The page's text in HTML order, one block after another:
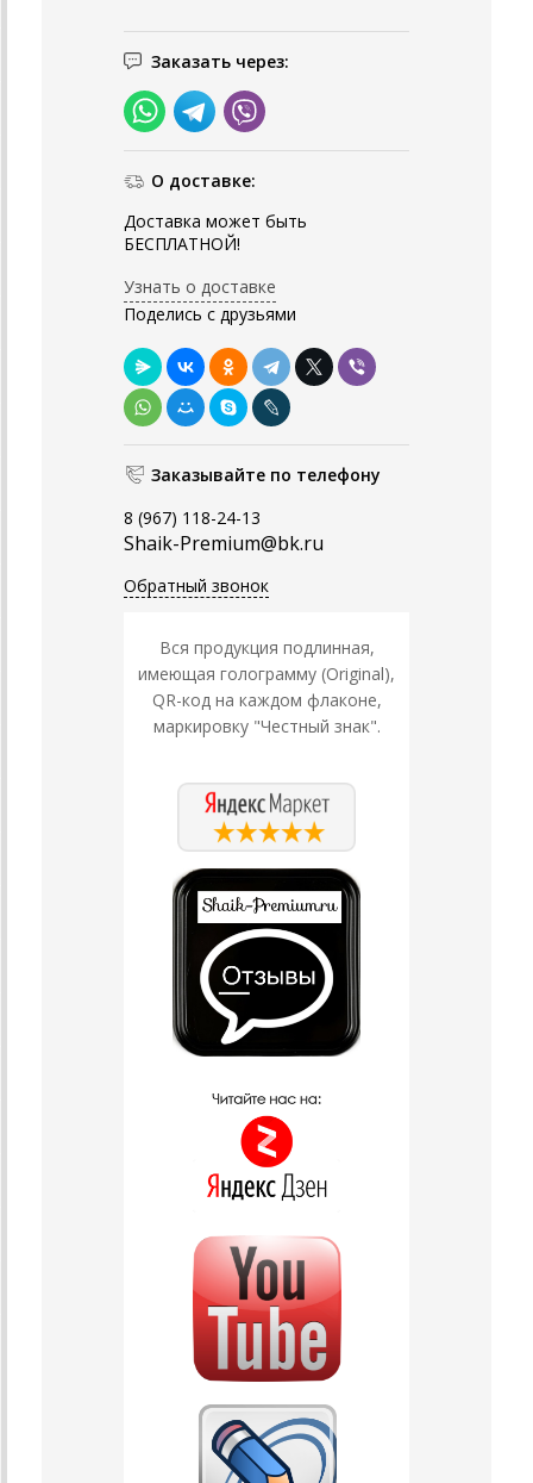
Заказать через:
О доставке:
Доставка может быть
БЕСПЛАТНОЙ!
Узнать о доставке
Поделись с друзьями
Заказывайте по телефону
8 (967) 118-24-13
Shaik-Premium@bk.ru
Обратный звонок
Вся продукция подлинная,
имеющая голограмму (Original),
QR-код на каждом флаконе,
маркировку "Честный знак".